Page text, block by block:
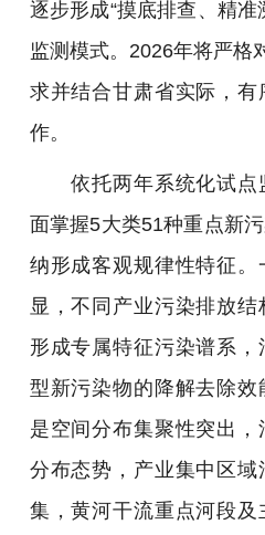
逐步形成“摸底排查、精
监测模式。2026年将严格
求并结合甘肃省实际，
作。
依托两年系统化试点
面掌握5大类51种重点新
纳形成客观规律性特征
显，不同产业污染排放
形成专属特征污染谱系
型新污染物的降解去除
是空间分布集聚性突出
分布态势，产业集中区
集，黄河干流重点河段